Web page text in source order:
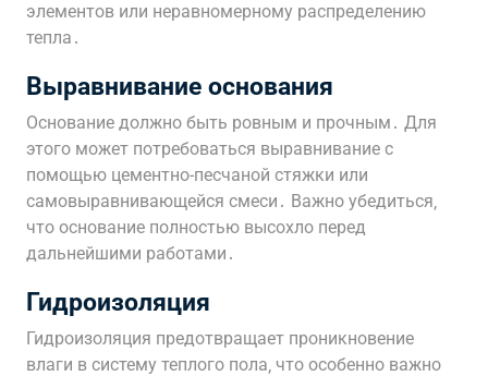
элементов или неравномерному распределению
тепла․
Выравнивание основания
Основание должно быть ровным и прочным․ Для
этого может потребоваться выравнивание с
помощью цементно-песчаной стяжки или
самовыравнивающейся смеси․ Важно убедиться‚
что основание полностью высохло перед
дальнейшими работами․
Гидроизоляция
Гидроизоляция предотвращает проникновение
влаги в систему теплого пола‚ что особенно важно